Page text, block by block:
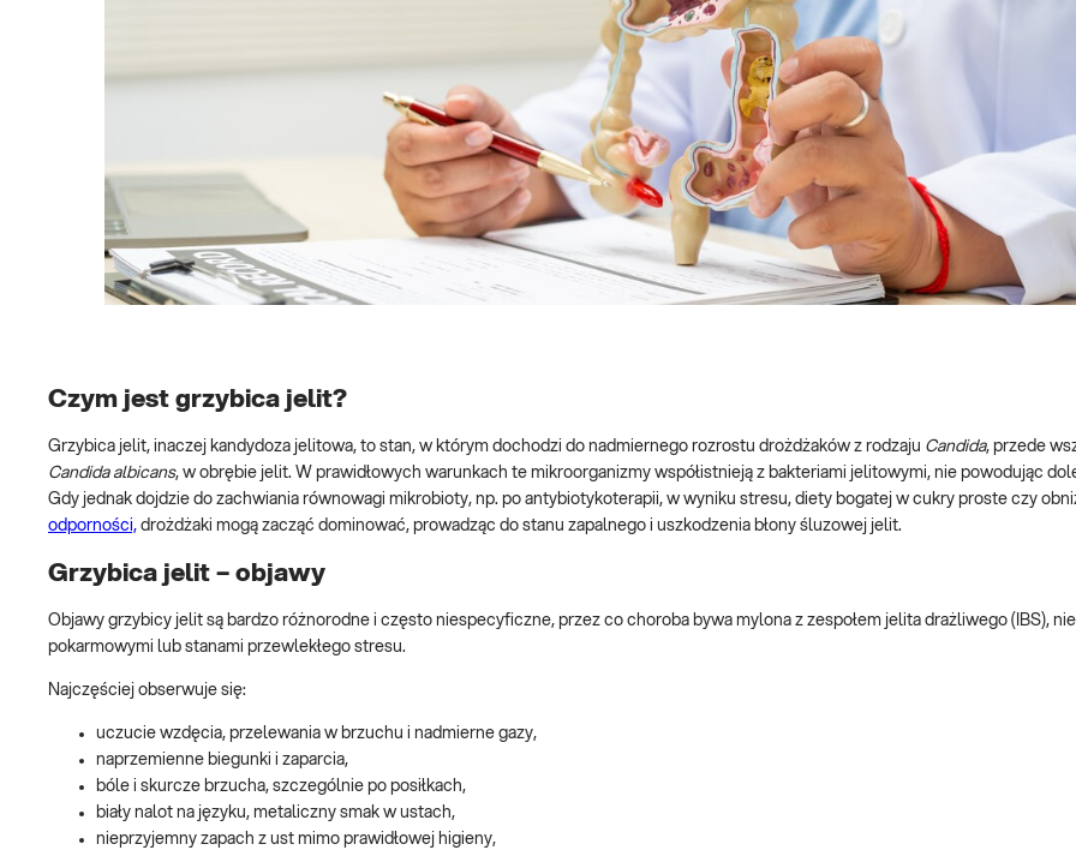
Czym jest grzybica jelit?
Grzybica jelit, inaczej kandydoza jelitowa, to stan, w którym dochodzi do nadmiernego rozrostu drożdżaków z rodzaju Candida, przede
Candida albicans, w obrębie jelit. W prawidłowych warunkach te mikroorganizmy współistnieją z bakteriami jelitowymi, nie powodując
Gdy jednak dojdzie do zachwiania równowagi mikrobioty, np. po antybiotykoterapii, w wyniku stresu, diety bogatej w cukry proste czy
odporności, drożdżaki mogą zacząć dominować, prowadząc do stanu zapalnego i uszkodzenia błony śluzowej jelit.
Grzybica jelit – objawy
Objawy grzybicy jelit są bardzo różnorodne i często niespecyficzne, przez co choroba bywa mylona z zespołem jelita drażliwego (IBS),
pokarmowymi lub stanami przewlekłego stresu.
Najczęściej obserwuje się:
uczucie wzdęcia, przelewania w brzuchu i nadmierne gazy,
naprzemienne biegunki i zaparcia,
bóle i skurcze brzucha, szczególnie po posiłkach,
biały nalot na języku, metaliczny smak w ustach,
nieprzyjemny zapach z ust mimo prawidłowej higieny,